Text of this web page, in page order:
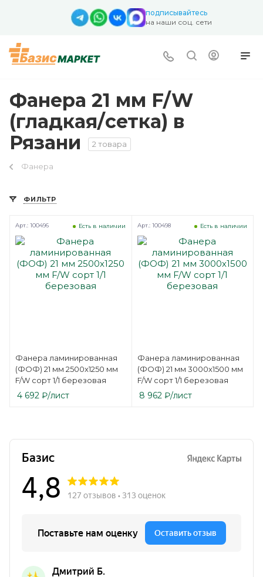
подписывайтесь
на наши соц. сети
Фанера 21 мм F/W
(гладкая/сетка) в
Рязани
2 товара
Фанера
ФИЛЬТР
Фанера ламинированная
(ФОФ) 21 мм 2500х1250 мм
F/W сорт 1/1 березовая
Есть в наличии
Арт.: 100496
4 692 ₽/лист
Фанера ламинированная
(ФОФ) 21 мм 3000х1500 мм
F/W сорт 1/1 березовая
Есть в наличии
Арт.: 100498
8 962 ₽/лист